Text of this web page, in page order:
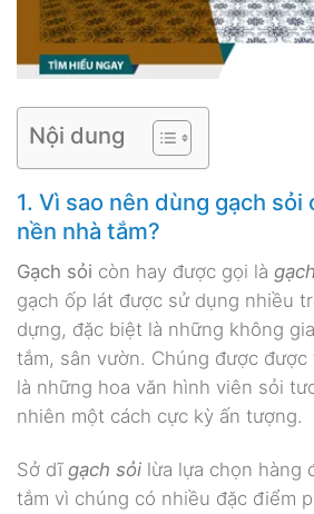
Nội dung
1. Vì sao nên dùng gạch
nền nhà tắm?
Gạch sỏi còn hay được gọi là
gạch ốp lát được sử dụng nhiều
dựng, đặc biệt là những không
tắm, sân vườn. Chúng được
là những hoa văn hình viên sỏi
nhiên một cách cực kỳ ấn tượng.
Sở dĩ gạch sỏi lừa lựa chọn hàng
tắm vì chúng có nhiều đặc điểm